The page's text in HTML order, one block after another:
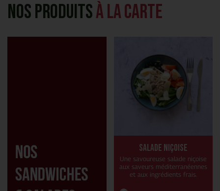
Nos produitsà la carte
Salade niçoise
Une savoureuse salade niçoise
aux saveurs méditerranéennes
et aux ingrédients frais.